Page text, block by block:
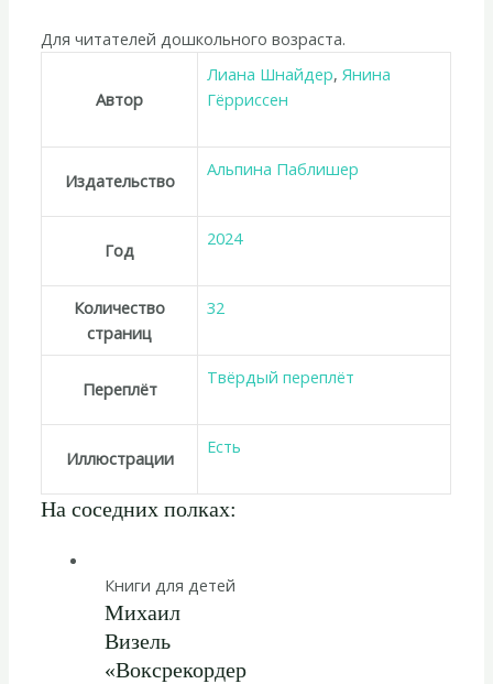
Для читателей дошкольного возраста.
Автор
Лиана Шнайдер,Янина
Гёрриссен
Издательство
Альпина Паблишер
Год
2024
Количество
страниц
32
Переплёт
Твёрдый переплёт
Иллюстрации
Есть
На соседних полках:
Книги для детей
Михаил
Визель
«Воксрекордер